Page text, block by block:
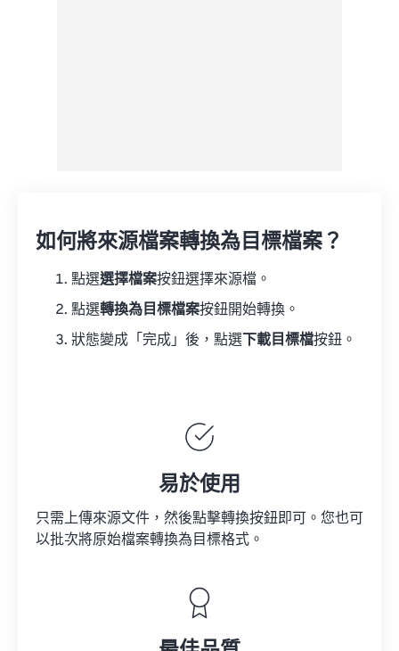
如何將來源檔案轉換為目標檔案？
點選選擇檔案按鈕選擇來源檔。
點選轉換為目標檔案按鈕開始轉換。
狀態變成「完成」後，點選 下載目標檔按鈕。
易於使用
只需上傳來源文件，然後點擊轉換按鈕即可。您也可
以批次將原始檔案轉換為目標格式。